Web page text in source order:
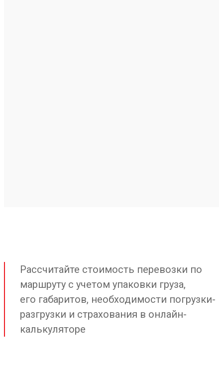
Рассчитайте стоимость перевозки по
маршруту с учетом упаковки груза,
его габаритов, необходимости погрузки-
разгрузки и страхования в онлайн-
калькуляторе